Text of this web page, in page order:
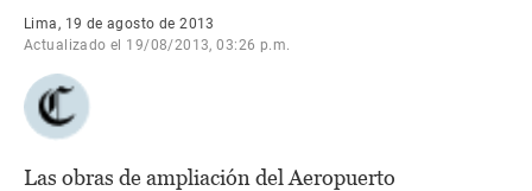
Lima, 19 de agosto de 2013
Actualizado el 19/08/2013, 03:26 p.m.
Las obras de ampliación del Aeropuerto